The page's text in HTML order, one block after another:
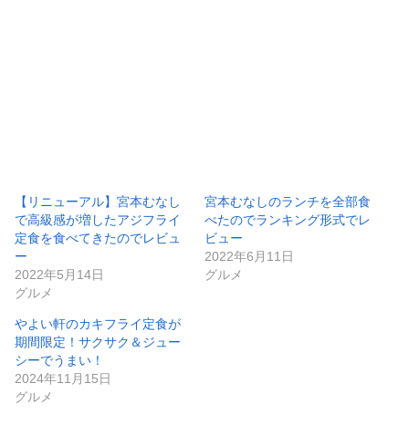
【リニューアル】宮本むなし
で高級感が増したアジフライ
定食を食べてきたのでレビュ
ー
2022年5月14日
グルメ
宮本むなしのランチを全部食
べたのでランキング形式でレ
ビュー
2022年6月11日
グルメ
やよい軒のカキフライ定食が
期間限定！サクサク＆ジュー
シーでうまい！
2024年11月15日
グルメ